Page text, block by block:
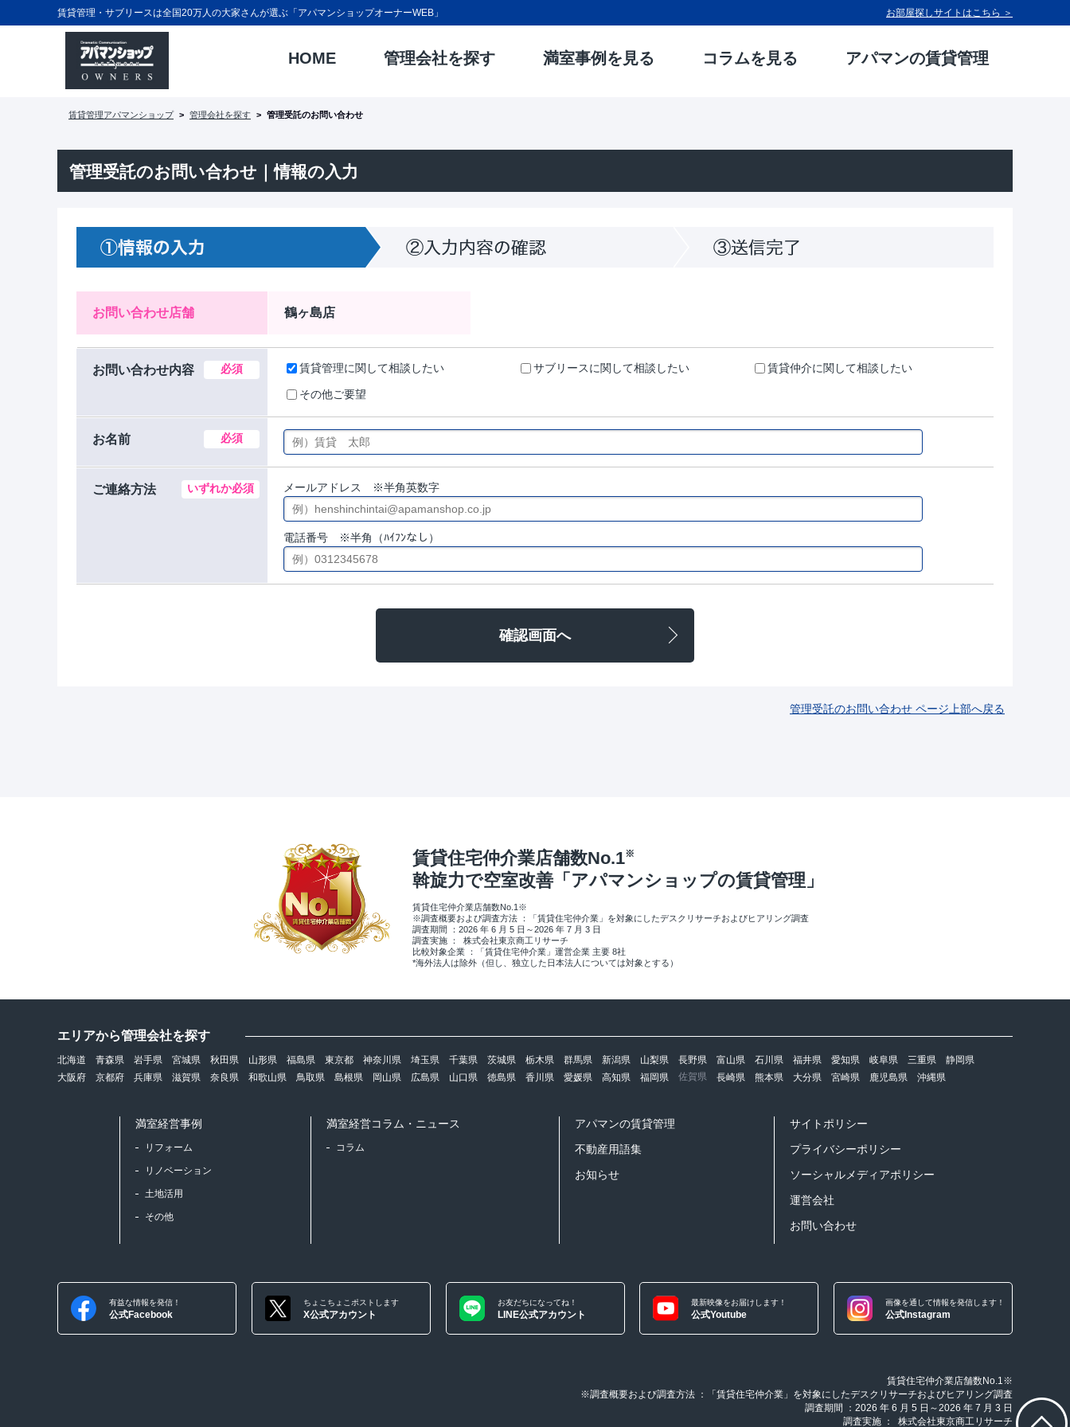
賃貸管理・サブリースは全国20万人の大家さんが選ぶ「アパマンショップオーナーWEB」 お部屋探しサイトはこちら ＞
HOME 管理会社を探す 満室事例を見る コラムを見る アパマンの賃貸管理
賃貸管理アパマンショップ 管理会社を探す 管理受託のお問い合わせ
管理受託のお問い合わせ｜情報の入力
お問い合わせ店舗 鶴ヶ島店
お問い合わせ内容 必須 賃貸管理に関して相談したい サブリースに関して相談したい 賃貸仲介に関して相談したい
その他ご要望
お名前 必須
ご連絡方法 いずれか必須 メールアドレス ※半角英数字
電話番号 ※半角（ﾊｲﾌﾝなし）
確認画面へ
管理受託のお問い合わせ ページ上部へ戻る
賃貸住宅仲介業店舗数No.1※
斡旋力で空室改善 「アパマンショップの賃貸管理」
賃貸住宅仲介業店舗数No.1※
※調査概要および調査方法 ：「賃貸住宅仲介業」を対象にしたデスクリサーチおよびヒアリング調査
調査期間 ：2026 年 6 月 5 日～2026 年 7 月 3 日
調査実施 ： 株式会社東京商工リサーチ
比較対象企業 ：「賃貸住宅仲介業」運営企業 主要 8社
*海外法人は除外（但し、独立した日本法人については対象とする）
エリアから管理会社を探す
北海道 青森県 岩手県 宮城県 秋田県 山形県 福島県 東京都 神奈川県 埼玉県 千葉県 茨城県 栃木県 群馬県 新潟県 山梨県 長野県 富山県 石川県 福井県 愛知県 岐阜県 三重県
静岡県
大阪府
京都府 兵庫県 滋賀県 奈良県 和歌山県 鳥取県 島根県 岡山県 広島県 山口県 徳島県 香川県 愛媛県 高知県 福岡県 佐賀県 長崎県 熊本県 大分県 宮崎県 鹿児島県 沖縄県
満室経営事例
リフォーム
リノベーション
土地活用
その他
満室経営コラム・ニュース
コラム
アパマンの賃貸管理
不動産用語集
お知らせ
サイトポリシー
プライバシーポリシー
ソーシャルメディアポリシー
運営会社
お問い合わせ
有益な情報を発信！
公式Facebook
ちょこちょこポストします
X公式アカウント
お友だちになってね！
LINE公式アカウント
最新映像をお届けします！
公式Youtube
画像を通して情報を発信します！
公式Instagram
賃貸住宅仲介業店舗数No.1※
※調査概要および調査方法 ：「賃貸住宅仲介業」を対象にしたデスクリサーチおよびヒアリング調査
調査期間 ：2026 年 6 月 5 日～2026 年 7 月 3 日
調査実施 ： 株式会社東京商工リサーチ